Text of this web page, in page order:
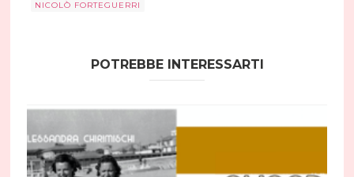
NICOLÒ FORTEGUERRI
POTREBBE INTERESSARTI